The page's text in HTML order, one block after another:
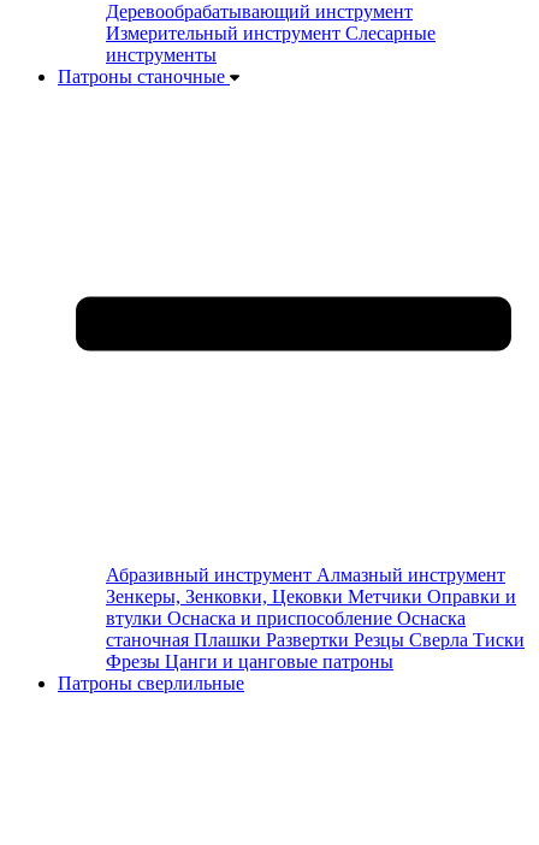
Деревообрабатывающий инструмент
Измерительный инструмент Слесарные
инструменты
Патроны станочные
Абразивный инструмент Алмазный инструмент
Зенкеры, Зенковки, Цековки Метчики Оправки и
втулки Оснаска и приспособление Оснаска
станочная Плашки Развертки Резцы Сверла Тиски
Фрезы Цанги и цанговые патроны
Патроны сверлильные